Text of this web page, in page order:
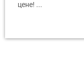
цене! ...